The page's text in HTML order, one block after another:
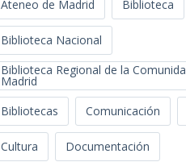
Ateneo de Madrid Biblioteca
Biblioteca Nacional
Biblioteca Regional de la
Madrid
Bibliotecas
Comunicación
Cultura Documentación